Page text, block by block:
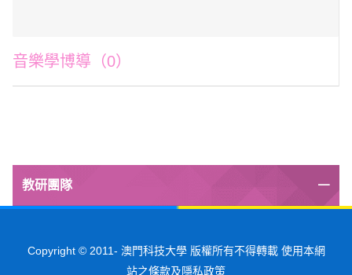
音樂學博導（0）
教研團隊
Copyright © 2011- 澳門科技大學 版權所有不得轉載 使用本網
站之條款及隱私政策